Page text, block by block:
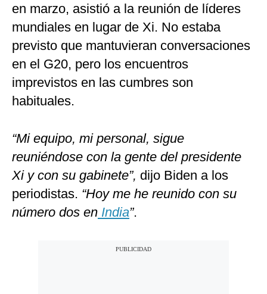
en marzo, asistió a la reunión de líderes
mundiales en lugar de Xi. No estaba
previsto que mantuvieran conversaciones
en el G20, pero los encuentros
imprevistos en las cumbres son
habituales.
“Mi equipo, mi personal, sigue
reuniéndose con la gente del presidente
Xi y con su gabinete”, dijo Biden a los
periodistas. “Hoy me he reunido con su
número dos en India”.